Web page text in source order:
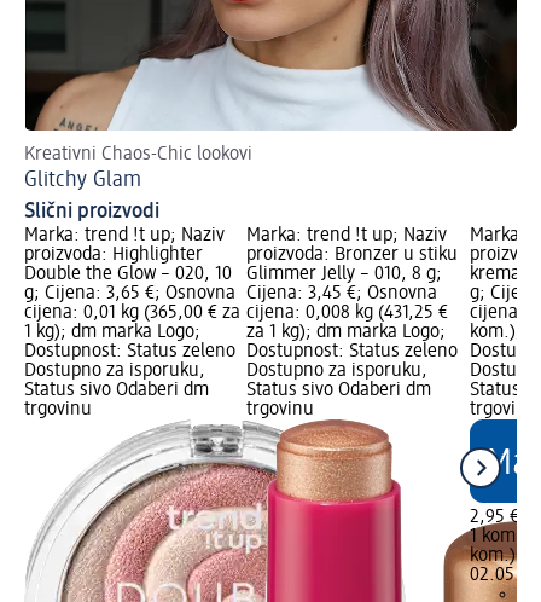
Kreativni Chaos-Chic lookovi
Glitchy Glam
Slični proizvodi
Marka: trend !t up; Naziv
proizvoda: Highlighter
Double the Glow – 020, 10
g; Cijena: 3,65 €; Osnovna
cijena: 0,01 kg (365,00 € za
1 kg); dm marka Logo;
Dostupnost: Status zeleno
Dostupno za isporuku,
Status sivo Odaberi dm
trgovinu
Marka: trend !t up; Naziv
proizvoda: Bronzer u stiku
Glimmer Jelly – 010, 8 g;
Cijena: 3,45 €; Osnovna
cijena: 0,008 kg (431,25 €
za 1 kg); dm marka Logo;
Dostupnost: Status zeleno
Dostupno za isporuku,
Status sivo Odaberi dm
trgovinu
Marka:
g;
cijena: 1
kom.);
Status
trgovinu
2,95 €
1 kom.
kom.)